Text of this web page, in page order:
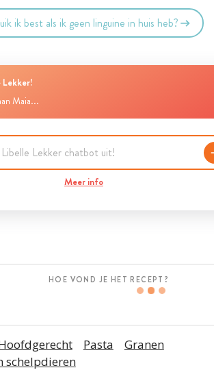
ik best als ik geen linguine in huis heb?
Lekker!
Maia...
Meer info
HOE VOND JE HET RECEPT?
Pasta
Granen
schelpdieren